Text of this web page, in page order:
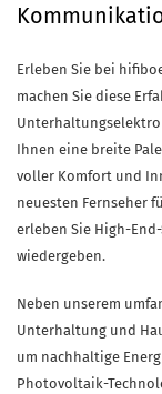
Erleben Sie bei
machen Sie diese
Ihnen eine breite
voller Komfort und
neuesten Fernseher
erleben Sie High-
wiedergeben.
Neben unserem
Unterhaltung und
um nachhaltige
Photovoltaik-